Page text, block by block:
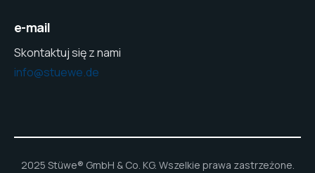
e-mail
Skontaktuj się z nami
info@stuewe.de
2025 Stüwe® GmbH & Co. KG. Wszelkie prawa zastrzeżone.